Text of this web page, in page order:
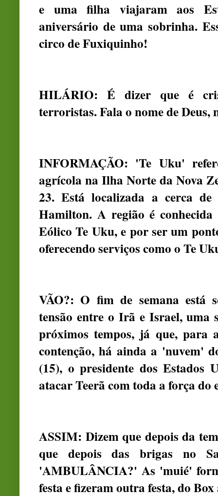
e uma filha viajaram aos
aniversário de uma sobrinha.
circo de Fuxiquinho!
HILÁRIO: É dizer que é
terroristas. Fala o nome de Deus,
INFORMAÇÃO: 'Te Uku'
agrícola na Ilha Norte da Nova
23. Está localizada a cerca
Hamilton. A região é
Eólico Te Uku, e por ser um
oferecendo serviços como o Te
VÃO?: O fim de semana está
tensão entre o Irã e Israel, uma
próximos tempos, já que, para
contenção, há ainda a 'nuvem'
(15), o presidente dos Estados
atacar Teerã com toda a força do
ASSIM: Dizem que depois da
que depois das brigas no
'AMBULÂNCIA?' As 'muié'
festa e fizeram outra festa, do